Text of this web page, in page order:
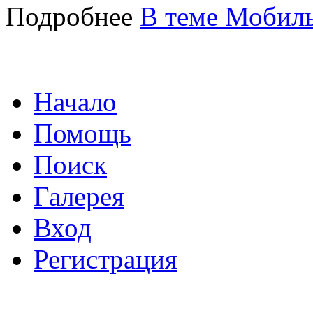
Подробнее В теме
Начало
Помощь
Поиск
Галерея
Вход
Регистрация